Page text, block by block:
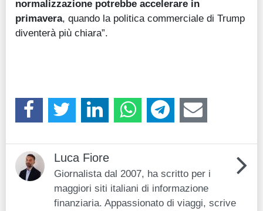
normalizzazione potrebbe accelerare in
primavera, quando la politica commerciale di Trump
diventerà più chiara”.
Luca Fiore
Giornalista dal 2007, ha scritto per i
maggiori siti italiani di informazione
finanziaria. Appassionato di viaggi, scrive